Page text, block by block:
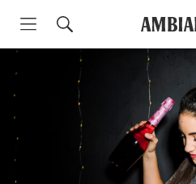
Skip
content